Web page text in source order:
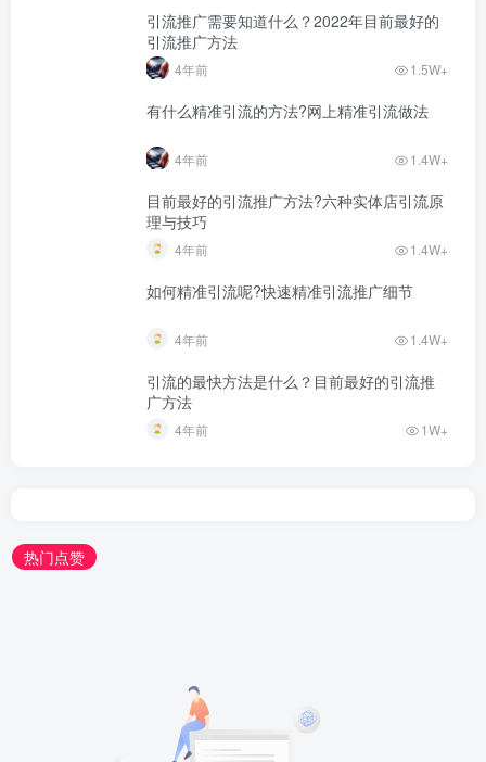
引流推广需要知道什么？2022年目前最好的
引流推广方法
4年前 1.5W+
有什么精准引流的方法?网上精准引流做法
4年前 1.4W+
目前最好的引流推广方法?六种实体店引流原
理与技巧
4年前 1.4W+
如何精准引流呢?快速精准引流推广细节
4年前 1.4W+
引流的最快方法是什么？目前最好的引流推
广方法
4年前 1W+
热门点赞